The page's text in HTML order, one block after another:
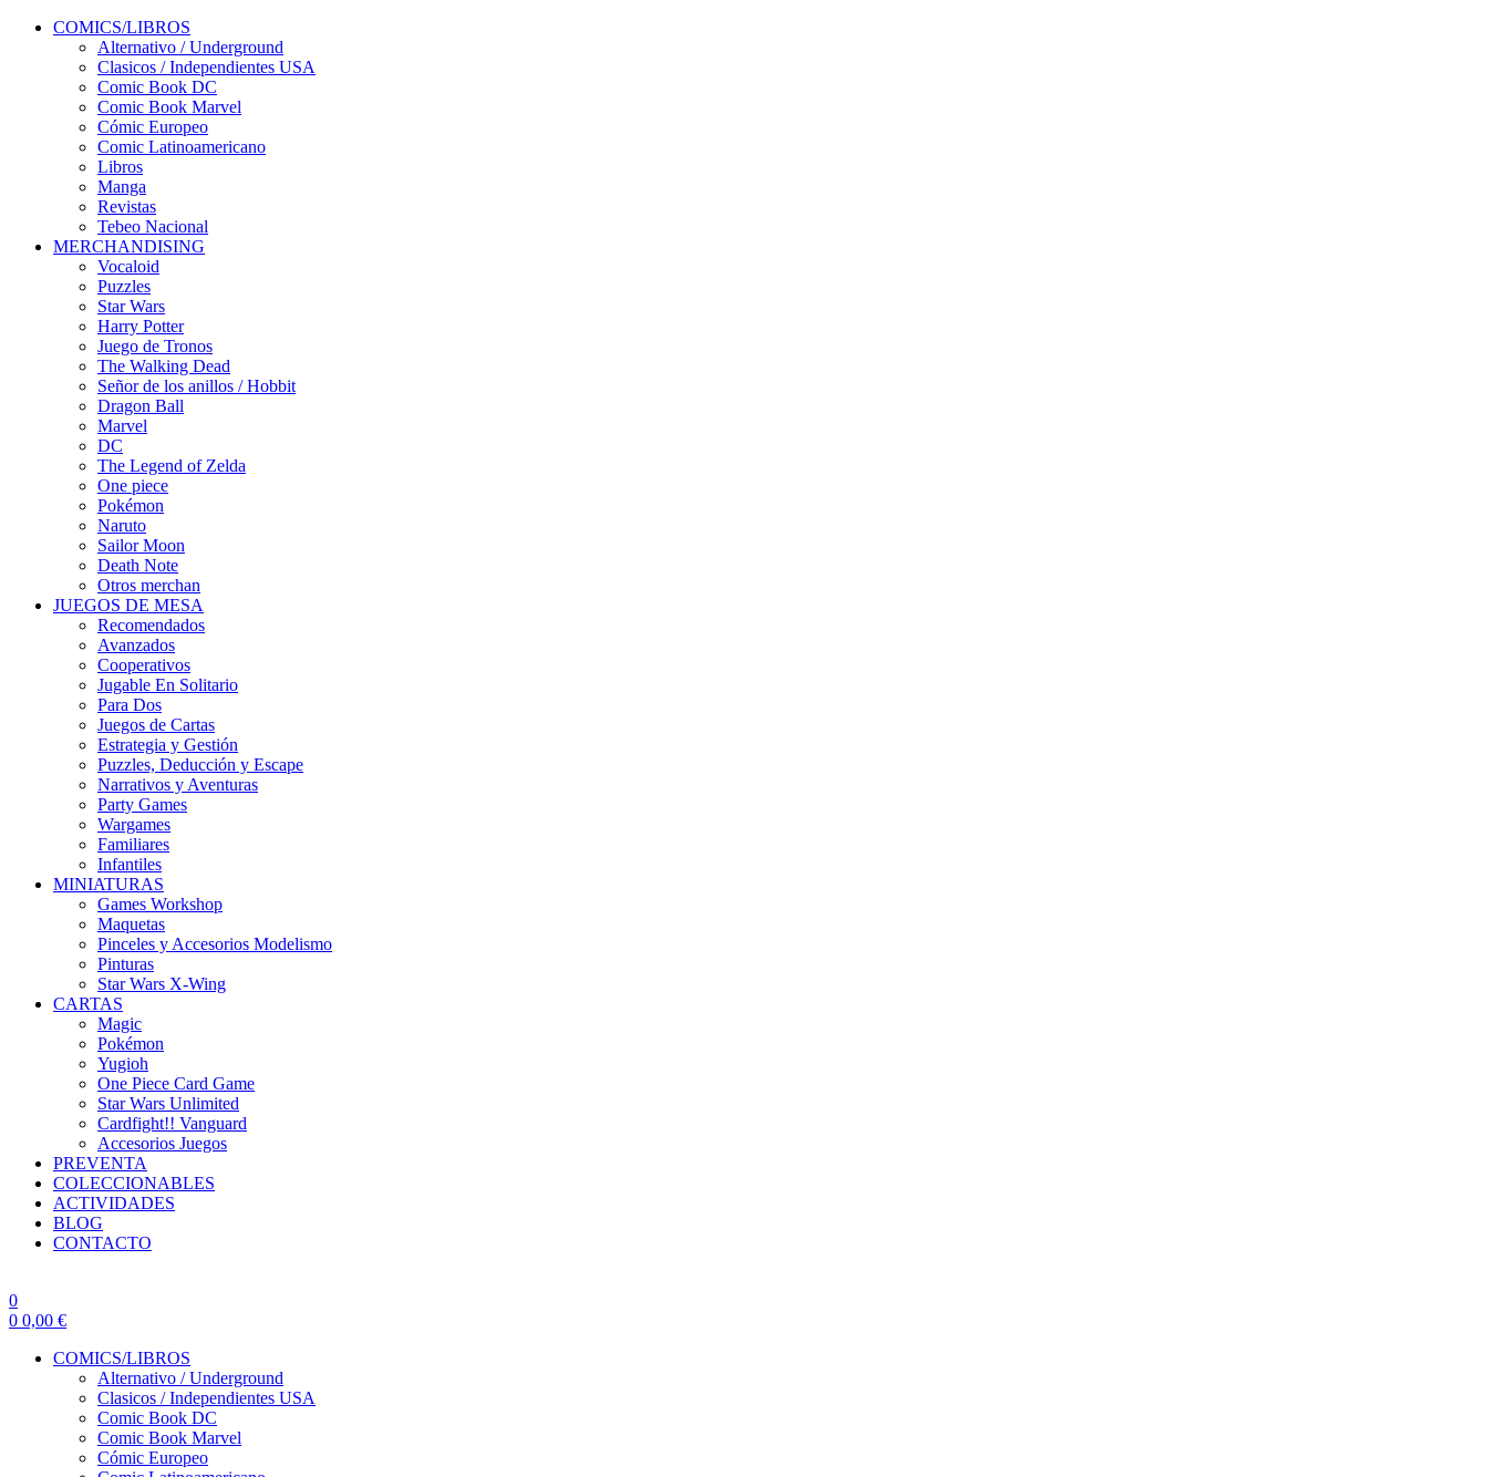
COMICS/LIBROS
Alternativo / Underground
Clasicos / Independientes USA
Comic Book DC
Comic Book Marvel
Cómic Europeo
Comic Latinoamericano
Libros
Manga
Revistas
Tebeo Nacional
MERCHANDISING
Vocaloid
Puzzles
Star Wars
Harry Potter
Juego de Tronos
The Walking Dead
Señor de los anillos / Hobbit
Dragon Ball
Marvel
DC
The Legend of Zelda
One piece
Pokémon
Naruto
Sailor Moon
Death Note
Otros merchan
JUEGOS DE MESA
Recomendados
Avanzados
Cooperativos
Jugable En Solitario
Para Dos
Juegos de Cartas
Estrategia y Gestión
Puzzles, Deducción y Escape
Narrativos y Aventuras
Party Games
Wargames
Familiares
Infantiles
MINIATURAS
Games Workshop
Maquetas
Pinceles y Accesorios Modelismo
Pinturas
Star Wars X-Wing
CARTAS
Magic
Pokémon
Yugioh
One Piece Card Game
Star Wars Unlimited
Cardfight!! Vanguard
Accesorios Juegos
PREVENTA
COLECCIONABLES
ACTIVIDADES
BLOG
CONTACTO
0
0 0,00 €
COMICS/LIBROS
Alternativo / Underground
Clasicos / Independientes USA
Comic Book DC
Comic Book Marvel
Cómic Europeo